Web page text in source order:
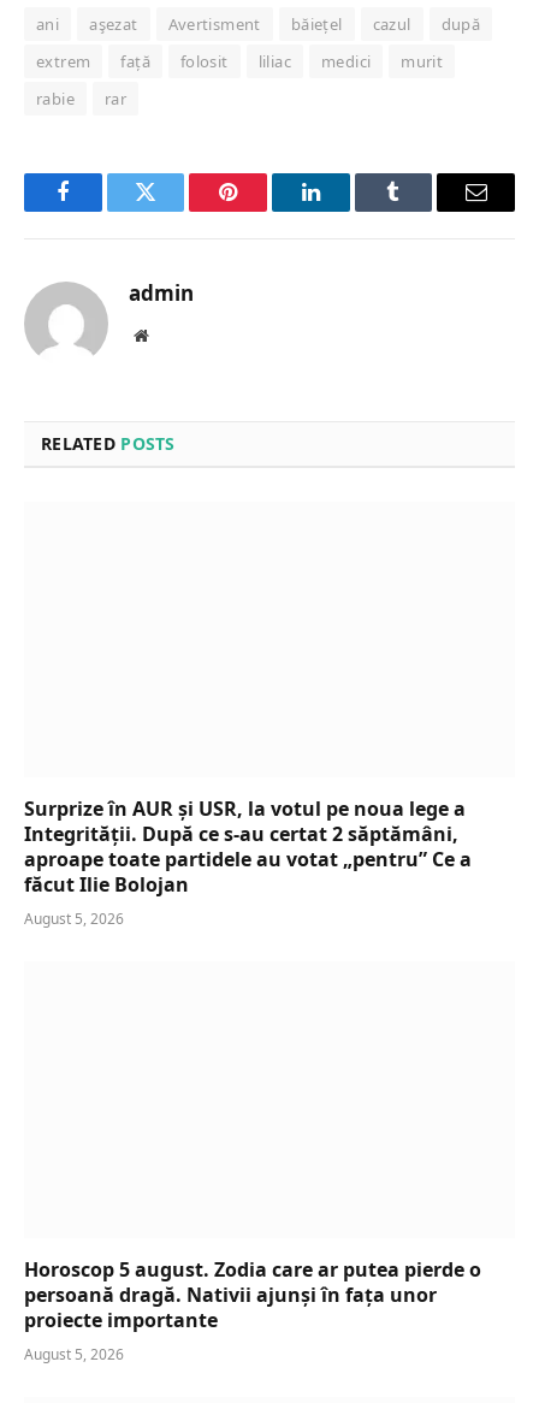
ani aşezat Avertisment băiețel cazul
după
extrem
față folosit liliac medici
murit
rabie
rar
FacebookTwitter Pinterest LinkedInTumblr Email
admin
Website
RELATED POSTS
Surprize în AUR și USR, la votul pe noua lege a
Integrității. După ce s-au certat 2 săptămâni,
aproape toate partidele au votat „pentru” Ce a
făcut Ilie Bolojan
August 5, 2026
Horoscop 5 august. Zodia care ar putea pierde o
persoană dragă. Nativii ajunși în fața unor
proiecte importante
August 5, 2026